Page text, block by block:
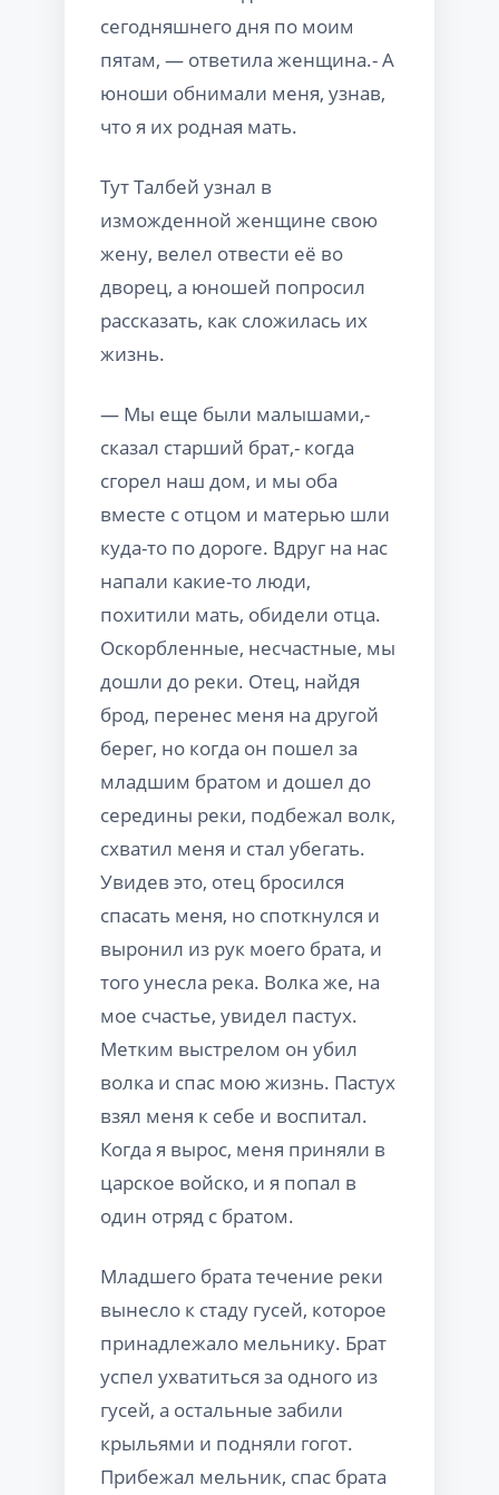
сегодняшнего дня по моим
пятам, — ответила женщина.- А
юноши обнимали меня, узнав,
что я их родная мать.
Тут Талбей узнал в
изможденной женщине свою
жену, велел отвести её во
дворец, а юношей попросил
рассказать, как сложилась их
жизнь.
— Мы еще были малышами,-
сказал старший брат,- когда
сгорел наш дом, и мы оба
вместе с отцом и матерью шли
куда-то по дороге. Вдруг на нас
напали какие-то люди,
похитили мать, обидели отца.
Оскорбленные, несчастные, мы
дошли до реки. Отец, найдя
брод, перенес меня на другой
берег, но когда он пошел за
младшим братом и дошел до
середины реки, подбежал волк,
схватил меня и стал убегать.
Увидев это, отец бросился
спасать меня, но споткнулся и
выронил из рук моего брата, и
того унесла река. Волка же, на
мое счастье, увидел пастух.
Метким выстрелом он убил
волка и спас мою жизнь. Пастух
взял меня к себе и воспитал.
Когда я вырос, меня приняли в
царское войско, и я попал в
один отряд с братом.
Младшего брата течение реки
вынесло к стаду гусей, которое
принадлежало мельнику. Брат
успел ухватиться за одного из
гусей, а остальные забили
крыльями и подняли гогот.
Прибежал мельник, спас брата